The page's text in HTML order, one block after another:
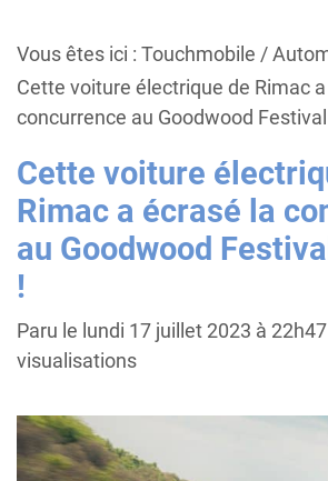
Vous êtes ici : Touchmobile /
Cette voiture électrique de Rimac
concurrence au Goodwood
Cette voiture
Rimac a écrasé la
au Goodwood
!
Paru le lundi 17 juillet 2023 à 22h47
visualisations